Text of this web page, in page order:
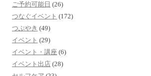
ご予約可能日 (26)
つなぐイベント (172)
つぶやき (49)
イベント (29)
イベント・講座 (6)
イベント出店 (28)